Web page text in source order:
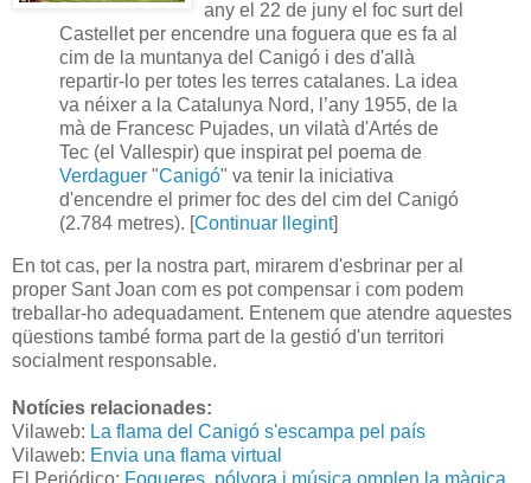
any el 22 de juny el foc surt del
Castellet per encendre una foguera que es fa al
cim de la muntanya del Canigó i des d'allà
repartir-lo per totes les terres catalanes. La idea
va néixer a la Catalunya Nord, l’any 1955, de la
mà de Francesc Pujades, un vilatà d'Artés de
Tec (el Vallespir) que inspirat pel poema de
Verdaguer "Canigó" va tenir la iniciativa
d'encendre el primer foc des del cim del Canigó
(2.784 metres). [ Continuar llegint]
En tot cas, per la nostra part, mirarem d'esbrinar per al
proper Sant Joan com es pot compensar i com podem
treballar-ho adequadament. Entenem que atendre aquestes
qüestions també forma part de la gestió d'un territori
socialment responsable.
Notícies relacionades:
Vilaweb: La flama del Canigó s'escampa pel país
Vilaweb: Envia una flama virtual